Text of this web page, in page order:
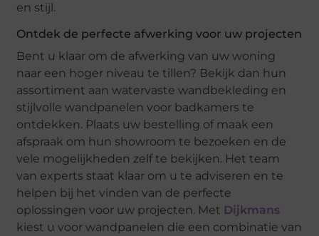
en stijl.
Ontdek de perfecte afwerking voor uw projecten
Bent u klaar om de afwerking van uw woning
naar een hoger niveau te tillen? Bekijk dan hun
assortiment aan watervaste wandbekleding en
stijlvolle wandpanelen voor badkamers te
ontdekken. Plaats uw bestelling of maak een
afspraak om hun showroom te bezoeken en de
vele mogelijkheden zelf te bekijken. Het team
van experts staat klaar om u te adviseren en te
helpen bij het vinden van de perfecte
oplossingen voor uw projecten. Met Dijkmans
kiest u voor wandpanelen die een combinatie van